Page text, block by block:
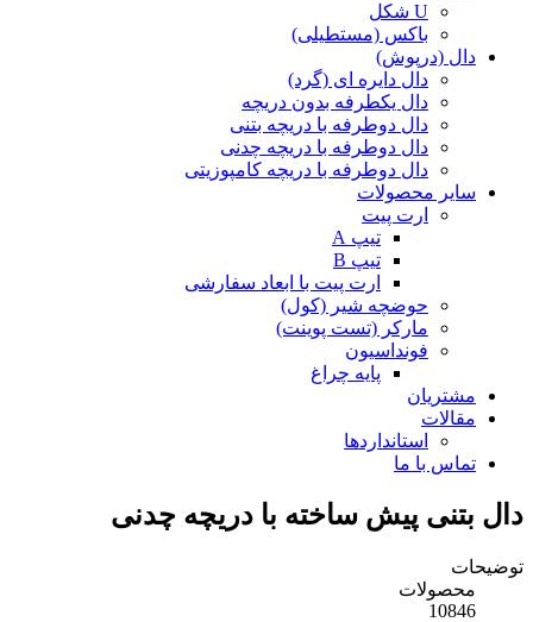
U شکل
باکس (مستطیلی)
دال (درپوش)
دال دایره ای (گرد)
دال یکطرفه بدون دریچه
دال دوطرفه با دریچه بتنی
دال دوطرفه با دریچه چدنی
دال دوطرفه با دریچه کامپوزیتی
سایر محصولات
ارت پیت
تیپ A
تیپ B
ارت پیت با ابعاد سفارشی
حوضچه شیر (کول)
مارکر (تست پوینت)
فونداسیون
پایه چراغ
مشتریان
مقالات
استانداردها
تماس با ما
دال بتنی پیش ساخته با دریچه چدنی
توضیحات
محصولات
10846